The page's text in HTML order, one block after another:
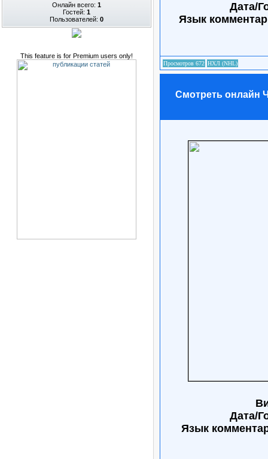
Онлайн всего: 1
Гостей: 1
Пользователей: 0
This feature is for Premium users only!
Дата/
Язык
Смотреть онлайн
Дата/
Язык